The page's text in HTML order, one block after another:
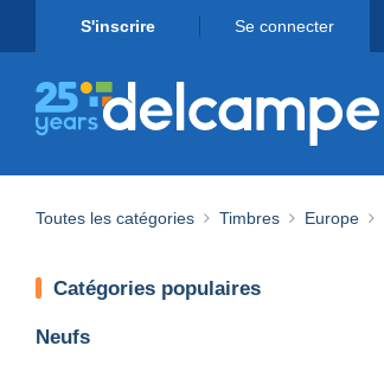
S'inscrire Se connecter
Toutes les catégories Timbres Europe
Catégories populaires
Neufs